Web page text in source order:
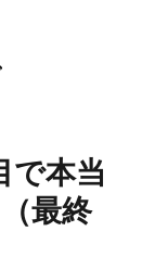
本当
最終